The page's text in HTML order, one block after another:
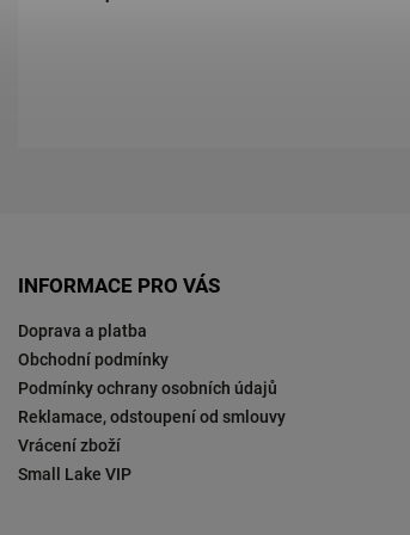
INFORMACE PRO VÁS
Doprava a platba
Obchodní podmínky
Podmínky ochrany osobních údajů
Reklamace, odstoupení od smlouvy
Vrácení zboží
Small Lake VIP